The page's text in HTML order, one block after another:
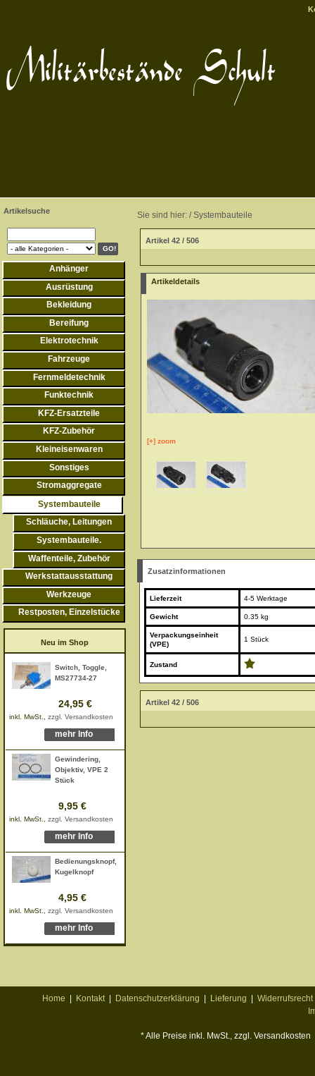
Artikelsuche
Anhänger
Ausrüstung
Bekleidung
Bereifung
Elektrotechnik
Fahrzeuge
Fernmeldetechnik
Funktechnik
KFZ-Ersatzteile
KFZ-Zubehör
Kleineisenwaren
Sonstiges
Stromaggregate
Systembauteile
Schläuche, Leitungen
Systembauteile.
Waffenteile, Zubehör
Werkstattausstattung
Werkzeuge
Restposten, Einzelstücke
Neu im Shop
Switch, Toggle,
MS27734-27
24,95 €
inkl. MwSt., zzgl. Versandkosten
mehr Info
Gewindering,
Objektiv, VPE 2
Stück
9,95 €
inkl. MwSt., zzgl. Versandkosten
mehr Info
Bedienungsknopf,
Kugelknopf
4,95 €
inkl. MwSt., zzgl. Versandkosten
mehr Info
Sie sind hier: /Systembauteile
Artikel 42 / 506
Artikeldetails
[+] zoom
Zusatzinformationen
Lieferzeit 4-5 Werktage
Gewicht 0.35 kg
Verpackungseinheit
(VPE)
1 Stück
Zustand
Artikel 42 / 506
Home Kontakt Datenschutzerklärung Lieferung Widerrufsrecht
* Alle Preise inkl. MwSt., zzgl. Versandkosten